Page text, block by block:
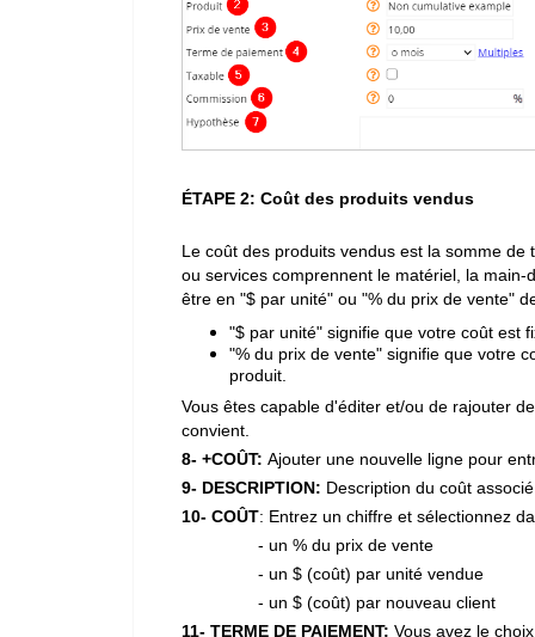
ÉTAPE 2: Coût des produits vendus
Le coût des produits vendus est la somme
ou services comprennent le matériel, la
être en "$ par unité" ou "% du prix de vente"
"$ par unité" signifie que votre coût est
"% du prix de vente" signifie que votre
produit.
Vous êtes capable d'éditer et/ou de rajouter
convient.
8- +COÛT: Ajouter une nouvelle ligne pour
9- DESCRIPTION: Description du coût
10- COÛT: Entrez un chiffre et sélectionnez
- un % du prix de vente
- un $ (coût) par unité vendue
- un $ (coût) par nouveau client
11- TERME DE PAIEMENT: Vous avez le